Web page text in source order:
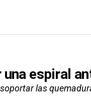
espiral
las